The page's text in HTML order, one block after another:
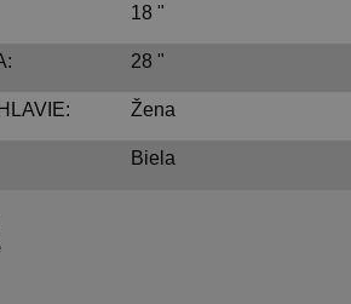
18 "
28 "
Žena
Biela